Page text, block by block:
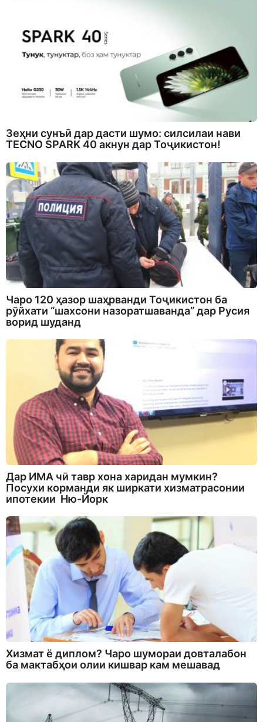
Зеҳни сунъӣ дар дасти шумо: силсилаи нави
TECNO SPARK 40 акнун дар Тоҷикистон!
Чаро 120 ҳазор шаҳрванди Тоҷикистон ба
рӯйхати “шахсони назоратшаванда” дар Русия
ворид шуданд
Дар ИМА чӣ тавр хона харидан мумкин?
Посухи корманди як ширкати хизматрасонии
ипотекии Ню-Йорк
Хизмат ё диплом? Чаро шумораи довталабон
ба мактабҳои олии кишвар кам мешавад